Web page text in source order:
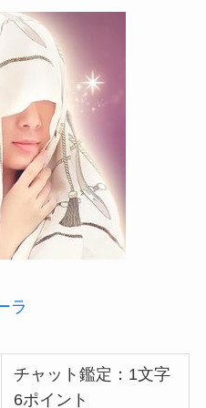
ラ
チャット鑑定：1文字
6ポイント